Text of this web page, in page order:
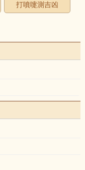
打噴嚏測吉凶